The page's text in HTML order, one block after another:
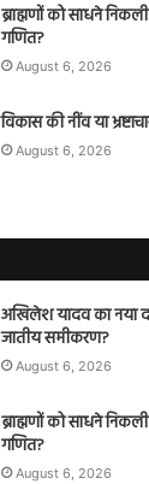
ब्राह्मणों को साधने
गणित?
August 6, 2026
विकास की नींव या
August 6, 2026
अखिलेश यादव का नया
जातीय समीकरण?
August 6, 2026
ब्राह्मणों को साधने
गणित?
August 6, 2026